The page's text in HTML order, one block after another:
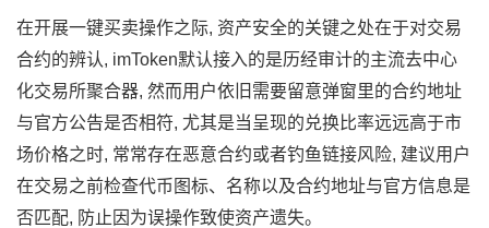
在开展一键买卖操作之际, 资产安全的关键之处在于对交易
合约的辨认, imToken默认接入的是历经审计的主流去中心
化交易所聚合器, 然而用户依旧需要留意弹窗里的合约地址
与官方公告是否相符, 尤其是当呈现的兑换比率远远高于市
场价格之时, 常常存在恶意合约或者钓鱼链接风险, 建议用户
在交易之前检查代币图标、名称以及合约地址与官方信息是
否匹配, 防止因为误操作致使资产遗失。